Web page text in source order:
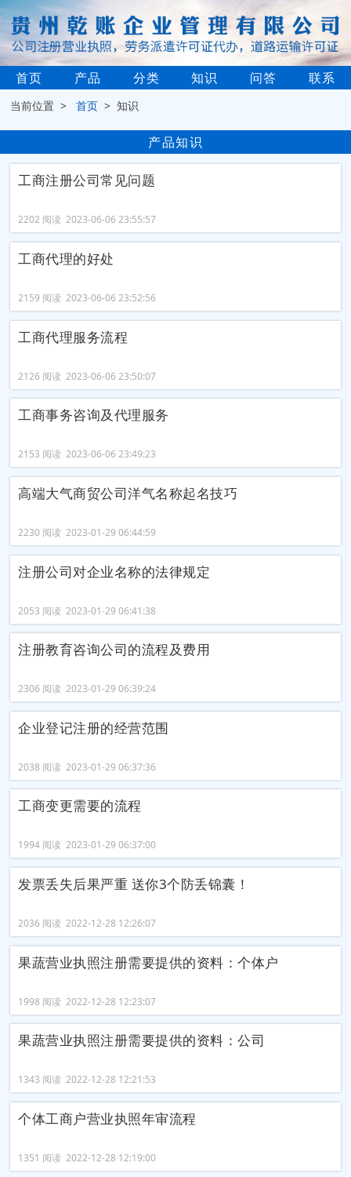
首页 产品 分类 知识 问答 联系
当前位置 >首页 > 知识
产品知识
工商注册公司常见问题
2202 阅读 2023-06-06 23:55:57
工商代理的好处
2159 阅读 2023-06-06 23:52:56
工商代理服务流程
2126 阅读 2023-06-06 23:50:07
工商事务咨询及代理服务
2153 阅读 2023-06-06 23:49:23
高端大气商贸公司洋气名称起名技巧
2230 阅读 2023-01-29 06:44:59
注册公司对企业名称的法律规定
2053 阅读 2023-01-29 06:41:38
注册教育咨询公司的流程及费用
2306 阅读 2023-01-29 06:39:24
企业登记注册的经营范围
2038 阅读 2023-01-29 06:37:36
工商变更需要的流程
1994 阅读 2023-01-29 06:37:00
发票丢失后果严重 送你3个防丢锦囊！
2036 阅读 2022-12-28 12:26:07
果蔬营业执照注册需要提供的资料：个体户
1998 阅读 2022-12-28 12:23:07
果蔬营业执照注册需要提供的资料：公司
1343 阅读 2022-12-28 12:21:53
个体工商户营业执照年审流程
1351 阅读 2022-12-28 12:19:00